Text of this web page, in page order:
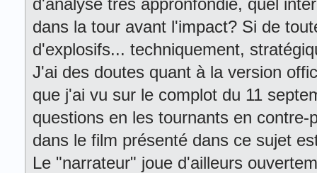
d'analyse très appronfondie, quel
dans la tour avant l'impact? Si de
d'explosifs... techniquement,
J'ai des doutes quant à la version
que j'ai vu sur le complot du 11
questions en les tournants en
dans le film présenté dans ce sujet
Le "narrateur" joue d'ailleurs